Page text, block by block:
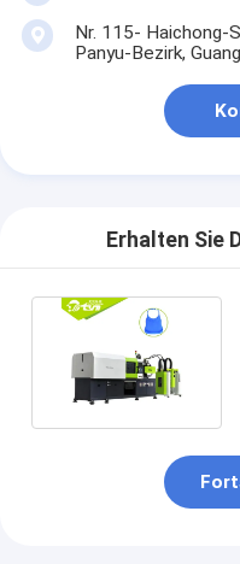
Nr. 115- Haichong-
Panyu-Bezirk,
Erhalten Sie